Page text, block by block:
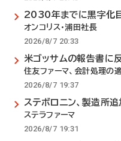
2030年までに黒字化
オンコリス・浦田社長
2026/8/7 20:33
米ゴッサムの報告書に
住友ファーマ、会計処理の
2026/8/7 19:37
ステボロニン、製造所
ステラファーマ
2026/8/7 19:31